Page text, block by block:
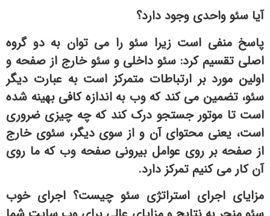
آیا سئو واحدی وجود دارد؟
پاسخ منفی است زیرا سئو را می توان به دو گروه
اصلی تقسیم کرد: سئو داخلی و سئو خارج از صفحه و
اولین مورد بر ارتباطات متمرکز است به عبارت دیگر
سئو، تضمین می کند که وب به اندازه کافی بهینه شده
است تا موتور جستجو درک کند که چه چیزی ضروری
است، یعنی محتوای آن و از سوی دیگر، سئوی خارج
از صفحه بر روی عوامل بیرونی صفحه وب که ما روی
آن کار می کنیم تمرکز دارد.
مزایای اجرای استراتژی سئو چیست؟ اجرای خوب